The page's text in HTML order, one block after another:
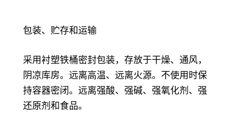
包装、贮存和运输
采用衬塑铁桶密封包装，存放于干燥、通风，
阴凉库房。远离高温、远离火源。不使用时保
持容器密闭。远离强酸、强碱、强氧化剂、强
还原剂和食品。